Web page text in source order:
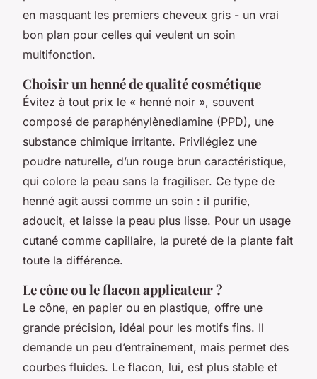
en masquant les premiers cheveux gris - un vrai
bon plan pour celles qui veulent un soin
multifonction.
Choisir un henné de qualité cosmétique
Évitez à tout prix le « henné noir », souvent
composé de paraphénylènediamine (PPD), une
substance chimique irritante. Privilégiez une
poudre naturelle, d’un rouge brun caractéristique,
qui colore la peau sans la fragiliser. Ce type de
henné agit aussi comme un soin : il purifie,
adoucit, et laisse la peau plus lisse. Pour un usage
cutané comme capillaire, la pureté de la plante fait
toute la différence.
Le cône ou le flacon applicateur ?
Le cône, en papier ou en plastique, offre une
grande précision, idéal pour les motifs fins. Il
demande un peu d’entraînement, mais permet des
courbes fluides. Le flacon, lui, est plus stable et